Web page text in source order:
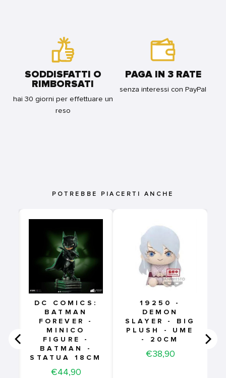
SODDISFATTI O
RIMBORSATI
hai 30 giorni per effettuare un
reso
PAGA IN 3 RATE
senza interessi con PayPal
POTREBBE PIACERTI ANCHE
DC COMICS:
BATMAN
FOREVER -
MINICO
FIGURE -
BATMAN -
STATUA 18CM
Price
€44,90
19250 -
DEMON
SLAYER - BIG
PLUSH - UME
- 20CM
Price
€38,90